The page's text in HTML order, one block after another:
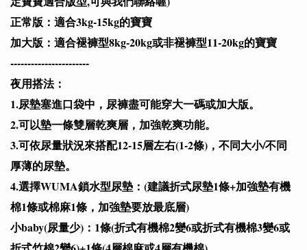
正常版：適合3kg-15kg的寶寶
加大版：適合褪褲型8kg-20kg或非褪褲型11-20kg的寶寶
-----------------------
夜用搭法：
1.尿墊塞進口袋中，尿褲盡可能穿大一碼或加大版。
2.可以墊一條雙層乾爽層，加強乾爽功能。
3.可依尿量狀況來搭配12-15層左右(1-2條)，不同大小/不同
厚薄的尿墊。
4.選擇WUMA鎖水型尿墊：(建議折式尿墊1條+加強墊有機
棉1條或棉麻1條，加強墊要放最底層)
小baby(尿量少)：1條(折式有機棉2變6或折式有機棉3變6或